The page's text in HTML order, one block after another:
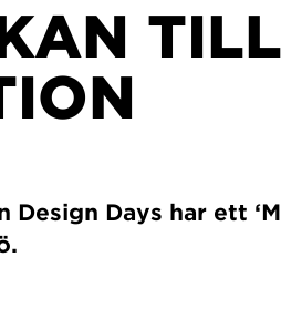
Design Days har ett